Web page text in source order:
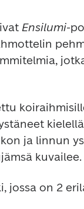
Ensilumi-
ja linnun
kuvailee.
jossa on 2